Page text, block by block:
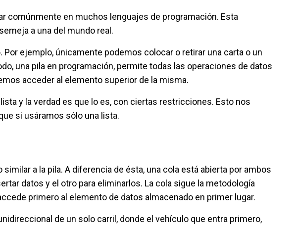
comúnmente en muchos lenguajes de programación. Esta
a una del mundo real.
ejemplo, únicamente podemos colocar o retirar una carta o un
una pila en programación, permite todas las operaciones de datos
acceder al elemento superior de la misma.
y la verdad es que lo es, con ciertas restricciones. Esto nos
si usáramos sólo una lista.
a la pila. A diferencia de ésta, una cola está abierta por ambos
datos y el otro para eliminarlos. La cola sigue la metodología
primero al elemento de datos almacenado en primer lugar.
de un solo carril, donde el vehículo que entra primero,